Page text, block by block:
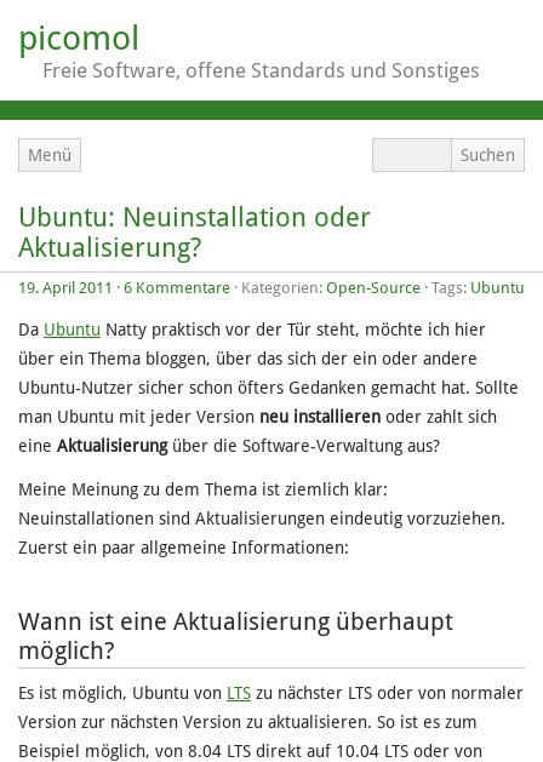
picomol
Freie Software, offene Standards und Sonstiges
Menü
Ubuntu: Neuinstallation oder
Aktualisierung?
19. April 2011 · 6 Kommentare · Kategorien: Open-Source · Tags: Ubuntu
Da Ubuntu Natty praktisch vor der Tür steht, möchte ich hier
über ein Thema bloggen, über das sich der ein oder andere
Ubuntu-Nutzer sicher schon öfters Gedanken gemacht hat. Sollte
man Ubuntu mit jeder Version neu installieren oder zahlt sich
eine Aktualisierungüber die Software-Verwaltung aus?
Meine Meinung zu dem Thema ist ziemlich klar:
Neuinstallationen sind Aktualisierungen eindeutig vorzuziehen.
Zuerst ein paar allgemeine Informationen:
Wann ist eine Aktualisierung überhaupt
möglich?
Es ist möglich, Ubuntu von LTS zu nächster LTS oder von normaler
Version zur nächsten Version zu aktualisieren. So ist es zum
Beispiel möglich, von 8.04 LTS direkt auf 10.04 LTS oder von